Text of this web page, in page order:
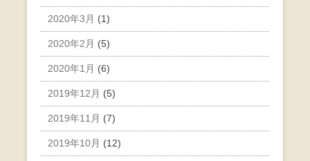
2020年3月 (1)
2020年2月 (5)
2020年1月 (6)
2019年12月 (5)
2019年11月 (7)
2019年10月 (12)